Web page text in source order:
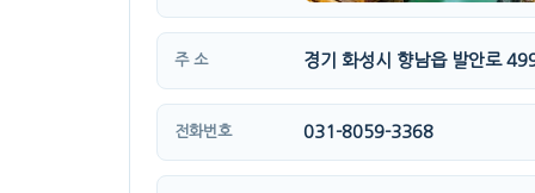
주 소 경기 화성시 향남읍 발안로
전화번호 031-8059-3368